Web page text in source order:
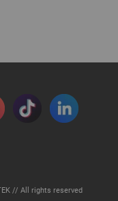
// All rights reserved